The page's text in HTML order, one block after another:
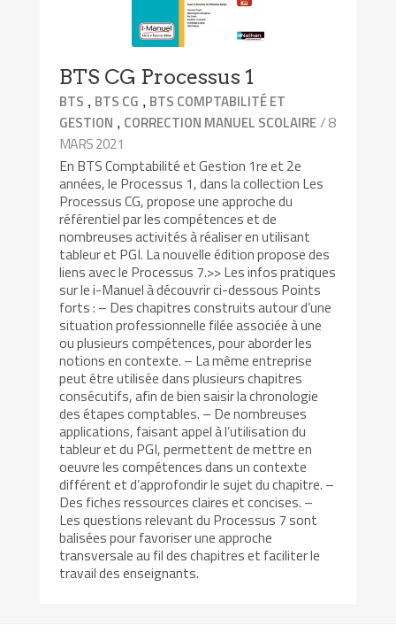
BTS CG Processus 1
BTS , BTS CG , BTS COMPTABILITÉ ET
GESTION , CORRECTION MANUEL SCOLAIRE/ 8
MARS 2021
En BTS Comptabilité et Gestion 1re et 2e
années, le Processus 1, dans la collection Les
Processus CG, propose une approche du
référentiel par les compétences et de
nombreuses activités à réaliser en utilisant
tableur et PGI. La nouvelle édition propose des
liens avec le Processus 7.>> Les infos pratiques
sur le i-Manuel à découvrir ci-dessous Points
forts : – Des chapitres construits autour d’une
situation professionnelle filée associée à une
ou plusieurs compétences, pour aborder les
notions en contexte. – La même entreprise
peut être utilisée dans plusieurs chapitres
consécutifs, afin de bien saisir la chronologie
des étapes comptables. – De nombreuses
applications, faisant appel à l’utilisation du
tableur et du PGI, permettent de mettre en
oeuvre les compétences dans un contexte
différent et d’approfondir le sujet du chapitre. –
Des fiches ressources claires et concises. –
Les questions relevant du Processus 7 sont
balisées pour favoriser une approche
transversale au fil des chapitres et faciliter le
travail des enseignants.